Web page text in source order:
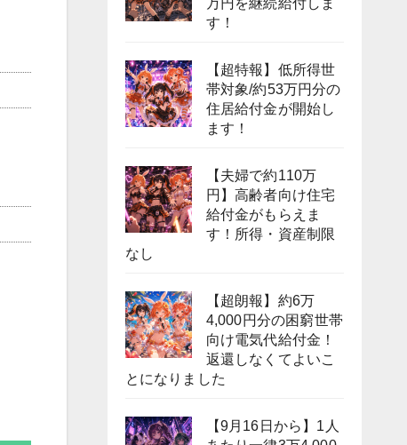
す！
【超特報】低所得世
帯対象/約53万円分の
住居給付金が開始し
ます！
【夫婦で約110万
円】高齢者向け住宅
給付金がもらえま
す！所得・資産制限
なし
【超朗報】約6万
4,000円分の困窮世帯
向け電気代給付金！
返還しなくてよいこ
とになりました
【9月16日から】1人